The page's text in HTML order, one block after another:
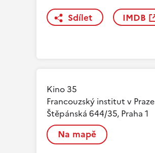
Sdílet IMDB
Kino 35
Francouzský institut v Praze
Štěpánská 644/35, Praha 1
Na mapě